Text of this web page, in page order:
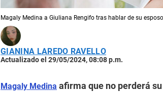
Magaly Medina a Giuliana Rengifo tras hablar de su
GIANINA LAREDO RAVELLO
Actualizado el 29/05/2024, 08:08 p.m.
Magaly Medina afirma que no perderá